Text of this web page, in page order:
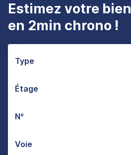
Estimez votre bien
en 2min chrono !
Type
Étage
N°
Voie